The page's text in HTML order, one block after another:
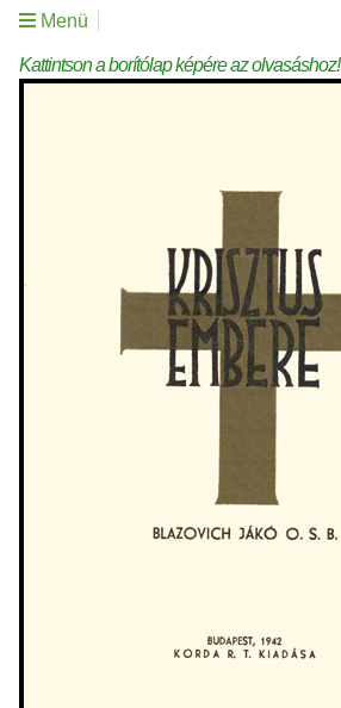
Menü
Kattintson a borítólap képére az olvasáshoz!